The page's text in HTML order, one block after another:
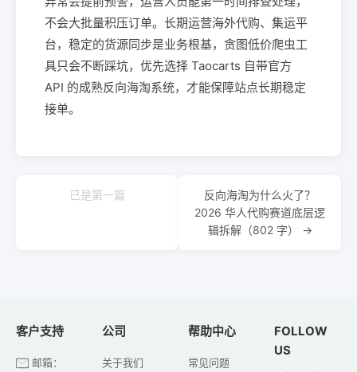
不会大批量积压订单。长期运营海外代购、集运平
台，稳定的货源同步是业务根基，贪图低价爬虫工
具只会不断踩坑，优先选择 Taocarts 自带官方
API 的成熟反向海淘系统，才能保障站点长期稳定
接单。
已是第一篇
反向海淘为什么火了？
2026 华人代购赛道底层逻
辑拆解（802 字） →
客户支持
邮箱：
公司
关于我们
帮助中心
常见问题
FOLLOW
US